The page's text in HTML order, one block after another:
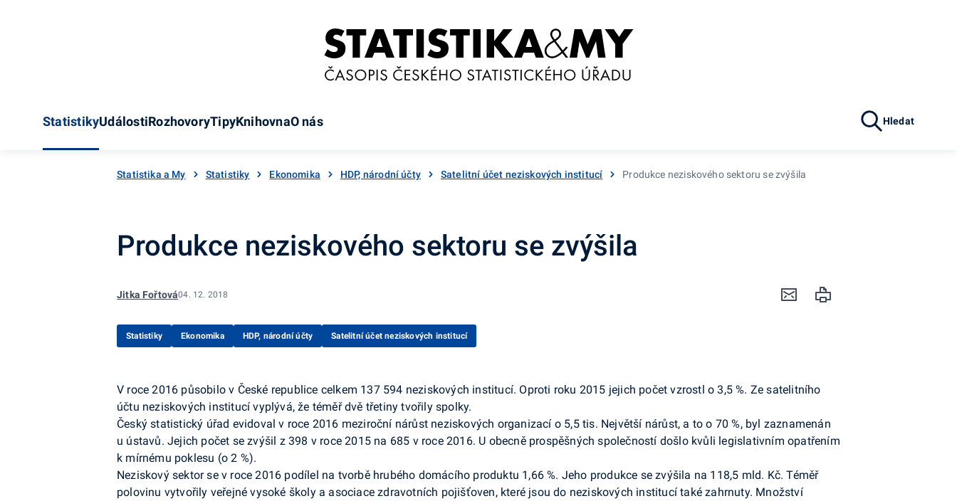
StatistikyUdálostiRozhovoryTipyKnihovnaO nás Hledat
Statistika a My Statistiky Ekonomika HDP, národní účty Satelitní účet neziskových institucí Produkce neziskového sektoru se zvýšila
Produkce neziskového sektoru se zvýšila
Jitka Fořtová04. 12. 2018
Statistiky Ekonomika HDP, národní účty Satelitní účet neziskových institucí
V roce 2016 působilo v České republice celkem 137 594 neziskových institucí. Oproti roku 2015 jejich počet vzrostl o 3,5 %. Ze satelitního
účtu neziskových institucí vyplývá, že téměř dvě třetiny tvořily spolky.
Český statistický úřad evidoval v roce 2016 meziroční nárůst neziskových organizací o 5,5 tis. Největší nárůst, a to o 70 %, byl zaznamenán
u ústavů. Jejich počet se zvýšil z 398 v roce 2015 na 685 v roce 2016. U obecně prospěšných společností došlo kvůli legislativním opatřením
k mírnému poklesu (o 2 %).
Neziskový sektor se v roce 2016 podílel na tvorbě hrubého domácího produktu 1,66 %. Jeho produkce se zvýšila na 118,5 mld. Kč. Téměř
polovinu vytvořily veřejné vysoké školy a asociace zdravotních pojišťoven, které jsou do neziskových institucí také zahrnuty. Množství